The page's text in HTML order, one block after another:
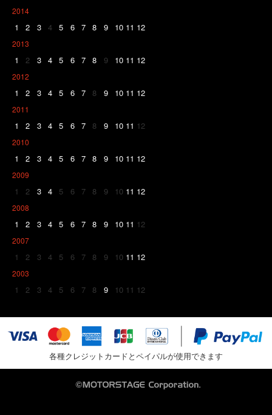
2014
1 2 3 4 5 6 7 8 9 10 11 12
2013
1 2 3 4 5 6 7 8 9 10 11 12
2012
1 2 3 4 5 6 7 8 9 10 11 12
2011
1 2 3 4 5 6 7 8 9 10 11 12
2010
1 2 3 4 5 6 7 8 9 10 11 12
2009
1 2 3 4 5 6 7 8 9 10 11 12
2008
1 2 3 4 5 6 7 8 9 10 11 12
2007
1 2 3 4 5 6 7 8 9 10 11 12
2003
1 2 3 4 5 6 7 8 9 10 11 12
各種クレジットカードとペイパルが使用できます